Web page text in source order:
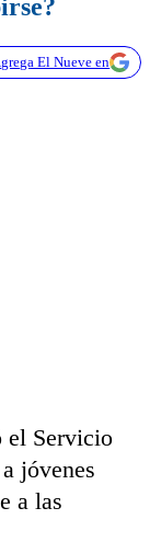
El Nueve en
el Servicio
jóvenes
a las